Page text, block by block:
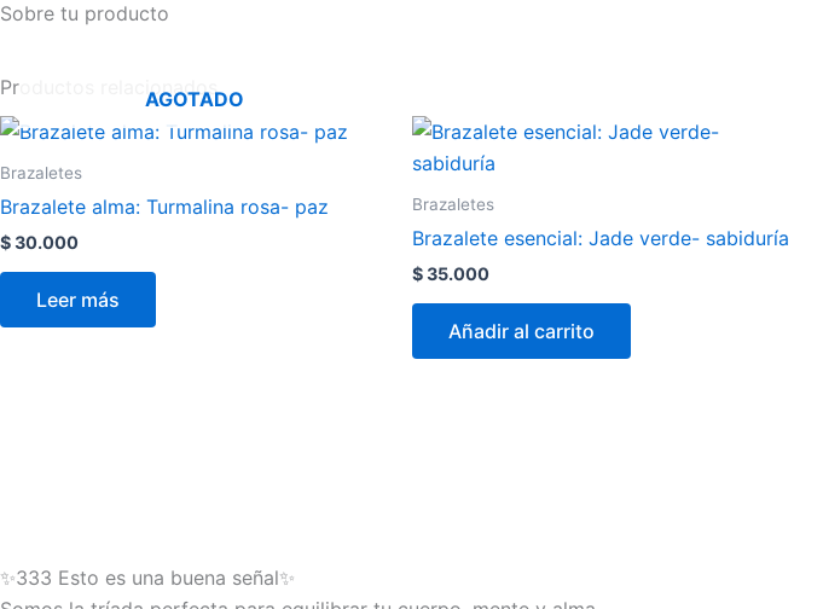
Sobre tu producto
Productos relacionados
AGOTADO
Brazaletes
Brazalete alma: Turmalina rosa- paz
$30.000
Leer más
Brazaletes
Brazalete esencial: Jade verde- sabiduría
$35.000
Añadir al carrito
✨333 Esto es una buena señal✨